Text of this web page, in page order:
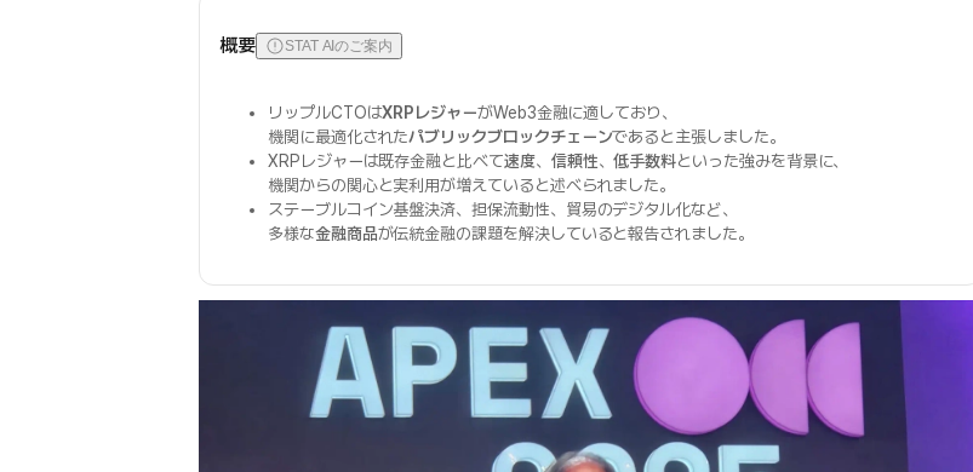
概要 STAT AIのご案内
リップルCTOはXRPレジャーがWeb3金融に適しており、
機関に最適化されたパブリックブロックチェーンであると主張しました。
XRPレジャーは既存金融と比べて速度、 信頼性、低手数料といった強みを背景に、
機関からの関心と実利用が増えていると述べられました。
ステーブルコイン基盤決済、担保流動性、貿易のデジタル化など、
多様な金融商品が伝統金融の課題を解決していると報告されました。